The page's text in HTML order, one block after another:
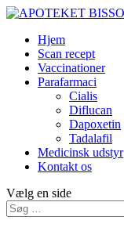
Hjem
Scan recept
Vaccinationer
Parafarmaci
Cialis
Diflucan
Dapoxetin
Tadalafil
Medicinsk udstyr
Kontakt os
Vælg en side